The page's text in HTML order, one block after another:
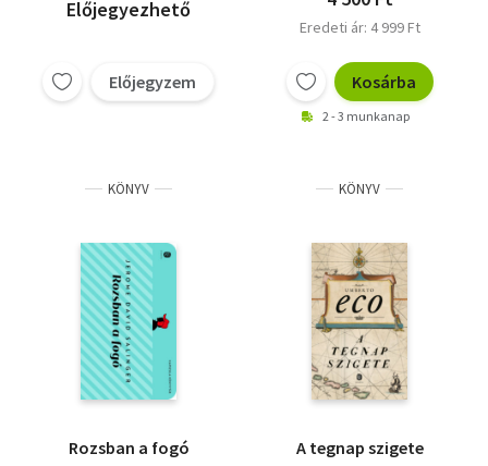
Előjegyezhető
Előjegyzem
Eredeti ár: 4 999 Ft
Kosárba
2 - 3 munkanap
KÖNYV
Rozsban a fogó
KÖNYV
A tegnap szigete